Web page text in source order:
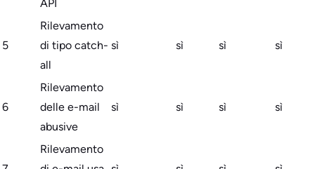
API
5
Rilevamento
di tipo catch-
all
sì sì sì sì
6
Rilevamento
delle e-mail
abusive
sì sì sì sì
Rilevamento